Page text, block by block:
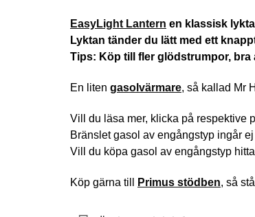
EasyLight Lantern en klassisk
Lyktan tänder du lätt med ett
Tips: Köp till fler glödstrumpor,
En liten gasolvärmare, så kallad Mr
Vill du läsa mer, klicka på respektive
Bränslet gasol av engångstyp ingår
Vill du köpa gasol av engångstyp
Köp gärna till Primus stödben, så